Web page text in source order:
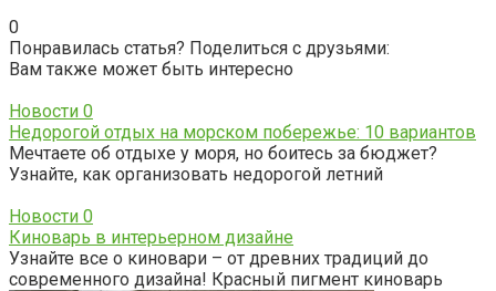
0
Понравилась статья? Поделиться с друзьями:
Вам также может быть интересно
Новости 0
Недорогой отдых на морском побережье: 10 вариантов
Мечтаете об отдыхе у моря, но боитесь за бюджет?
Узнайте, как организовать недорогой летний
Новости 0
Киноварь в интерьерном дизайне
Узнайте все о киновари – от древних традиций до
современного дизайна! Красный пигмент киноварь